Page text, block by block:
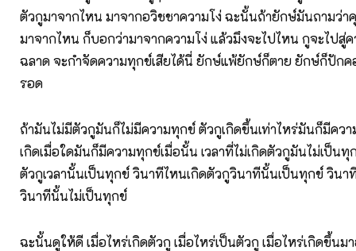
ตัวกูมาจากไหน มาจากอวิชชาความโง่ ฉะนั้นถ้ายักษ์มันถามว่
มาจากไหน ก็บอกว่ามาจากความโง่ แล้วมึงจะไปไหน กูจะไปสู่ค
ฉลาด จะกำจัดความทุกข์เสียได้นี่ ยักษ์แพ้ยักษ์ก็ตาย ยักษ์ก็ปักคอ
รอด
ถ้ามันไม่มีตัวกูมันก็ไม่มีความทุกข์ ตัวกูเกิดขึ้นเท่าไหร่มันก็มีคว
เกิดเมื่อใดมันก็มีความทุกข์เมื่อนั้น เวลาที่ไม่เกิดตัวกูมันไม่เป็นทุ
ตัวกูเวลานั้นเป็นทุกข์ วินาทีไหนเกิดตัวกูวินาทีนั้นเป็นทุกข์ วินา
วินาทีนั้นไม่เป็นทุกข์
ฉะนั้นดูให้ดี เมื่อไหร่เกิดตัวกู เมื่อไหร่เป็นตัวกู เมื่อไหร่เกิดขึ้นม